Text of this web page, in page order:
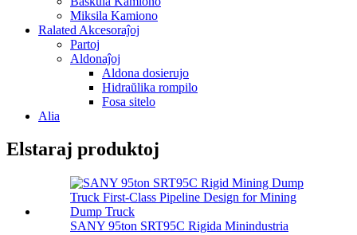
Miksila Kamiono
Ralated Akcesoraĵoj
Partoj
Aldonaĵoj
Aldona dosierujo
Hidraŭlika rompilo
Fosa sitelo
Alia
Elstaraj produktoj
SANY 95ton SRT95C Rigida Minindustria